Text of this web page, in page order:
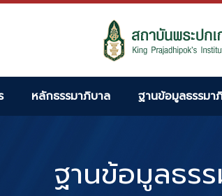
หลักธรรมาภิบาล ฐานข้อมูลธรรมา
ฐานข้อมูลธร